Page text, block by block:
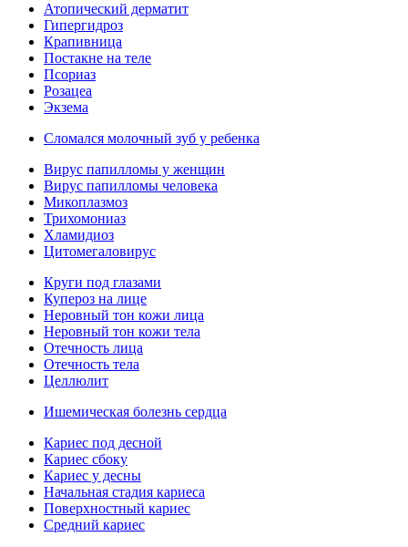
Атопический дерматит
Гипергидроз
Крапивница
Постакне на теле
Псориаз
Розацеа
Экзема
Сломался молочный зуб у ребенка
Вирус папилломы у женщин
Вирус папилломы человека
Микоплазмоз
Трихомониаз
Хламидиоз
Цитомегаловирус
Круги под глазами
Купероз на лице
Неровный тон кожи лица
Неровный тон кожи тела
Отечность лица
Отечность тела
Целлюлит
Ишемическая болезнь сердца
Кариес под десной
Кариес сбоку
Кариес у десны
Начальная стадия кариеса
Поверхностный кариес
Средний кариес